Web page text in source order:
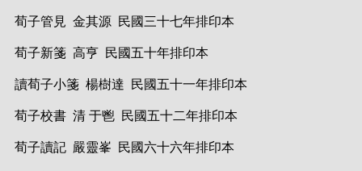
荀子管見 金其源 民國三十七年排印本
荀子新箋 高亨 民國五十年排印本
讀荀子小箋 楊樹達 民國五十一年排印本
荀子校書 清 于鬯 民國五十二年排印本
荀子讀記 嚴靈峯 民國六十六年排印本